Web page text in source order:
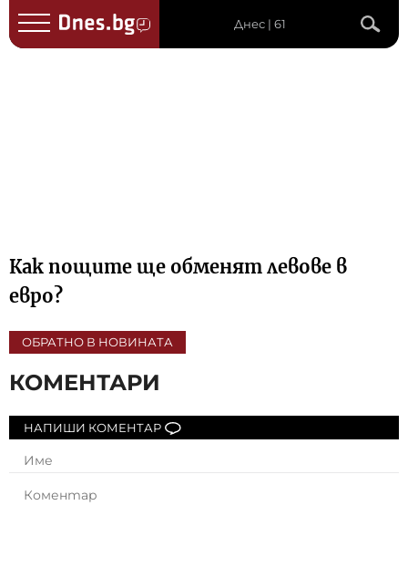
Днес | 61
Как пощите ще обменят левове в
евро?
ОБРАТНО В НОВИНАТА
КОМЕНТАРИ
НАПИШИ КОМЕНТАР